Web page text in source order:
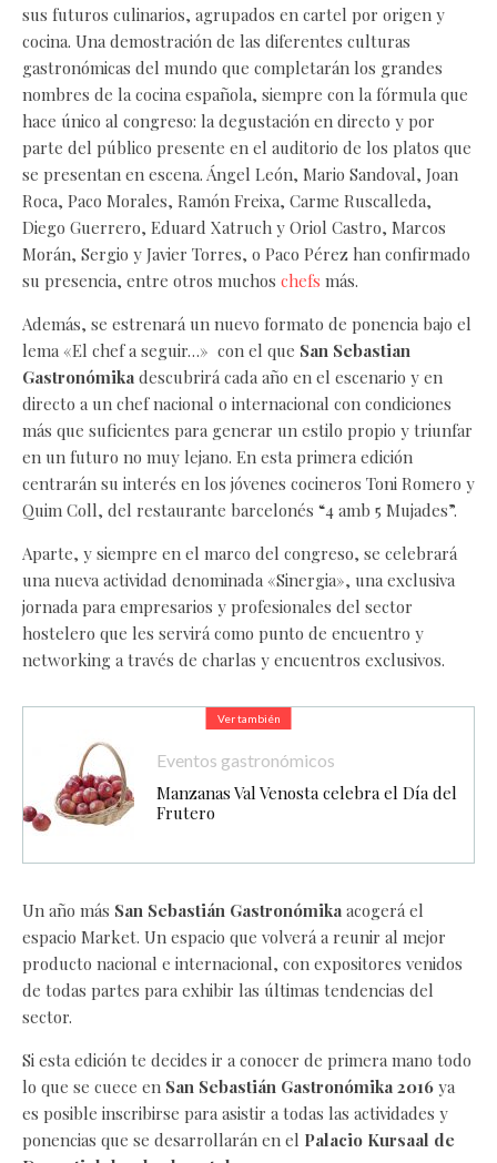
sus futuros culinarios, agrupados en cartel por origen y
cocina. Una demostración de las diferentes culturas
gastronómicas del mundo que completarán los grandes
nombres de la cocina española, siempre con la fórmula que
hace único al congreso: la degustación en directo y por
parte del público presente en el auditorio de los platos que
se presentan en escena. Ángel León, Mario Sandoval, Joan
Roca, Paco Morales, Ramón Freixa, Carme Ruscalleda,
Diego Guerrero, Eduard Xatruch y Oriol Castro, Marcos
Morán, Sergio y Javier Torres, o Paco Pérez han confirmado
su presencia, entre otros muchos chefs más.
Además, se estrenará un nuevo formato de ponencia bajo el
lema «El chef a seguir…» con el que San Sebastian
Gastronómika descubrirá cada año en el escenario y en
directo a un chef nacional o internacional con condiciones
más que suficientes para generar un estilo propio y triunfar
en un futuro no muy lejano. En esta primera edición
centrarán su interés en los jóvenes cocineros Toni Romero y
Quim Coll, del restaurante barcelonés “4 amb 5 Mujades”.
Aparte, y siempre en el marco del congreso, se celebrará
una nueva actividad denominada «Sinergia», una exclusiva
jornada para empresarios y profesionales del sector
hostelero que les servirá como punto de encuentro y
networking a través de charlas y encuentros exclusivos.
Ver también
Eventos gastronómicos
Manzanas Val Venosta celebra el Día del
Frutero
Un año más San Sebastián Gastronómika acogerá el
espacio Market. Un espacio que volverá a reunir al mejor
producto nacional e internacional, con expositores venidos
de todas partes para exhibir las últimas tendencias del
sector.
Si esta edición te decides ir a conocer de primera mano todo
lo que se cuece en San Sebastián Gastronómika 2016 ya
es posible inscribirse para asistir a todas las actividades y
ponencias que se desarrollarán en el Palacio Kursaal de